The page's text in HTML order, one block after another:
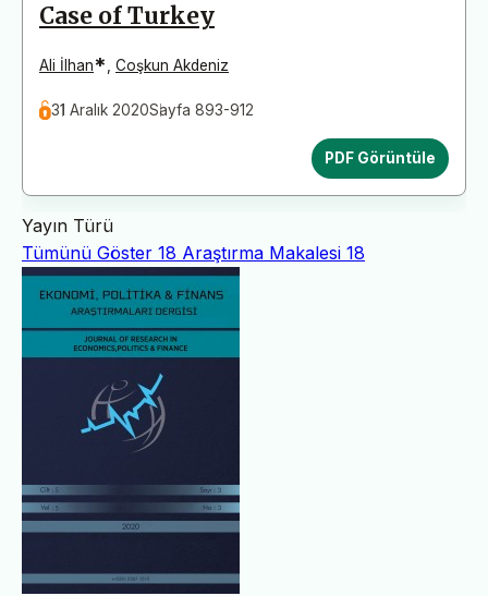
Case of Turkey
Ali İlhan* Coşkun Akdeniz
31 Aralık 2020Sayfa 893-912
PDF Görüntüle
Yayın Türü
Tümünü Göster 18 Araştırma Makalesi 18